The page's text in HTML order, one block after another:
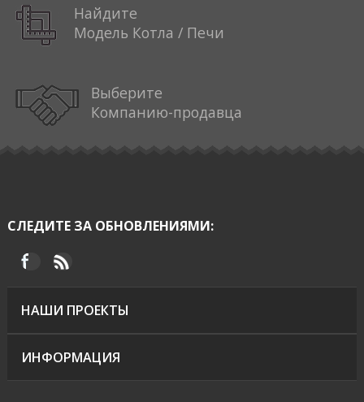
Найдите
Модель Котла / Печи
Выберите
Компанию-продавца
СЛЕДИТЕ ЗА ОБНОВЛЕНИЯМИ:
НАШИ ПРОЕКТЫ
ИНФОРМАЦИЯ